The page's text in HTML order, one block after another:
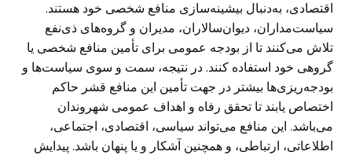
اقتصادی، به‌دنبال بیشینه‌سازی منافع شخصی خود هستند.
سیاست‌مداران، دیوان‌سالاران، مدیران و گروه‌های ذی‌نفع
تلاش می‌کنند تا از بودجه عمومی برای تأمین منافع شخصی یا
گروهی خود استفاده کنند. در نتیجه، سمت و سوی سیاست‌ها و
بودجه‌ریزی‌ها بیشتر در جهت تأمین این منافع قشر حاکم
اختصاص یابند تا تحقق رفاه و اهداف عمومی شهروندان
می‌باشد. این منافع می‌تواند سیاسی، اقتصادی، اجتماعی،
اطلاعاتی، ارتباطی، و همچنین آشکار و یا پنهان باشد. پیدایش